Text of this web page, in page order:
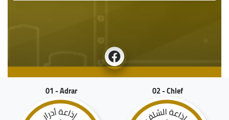
01 - Adrar 02 - Chlef